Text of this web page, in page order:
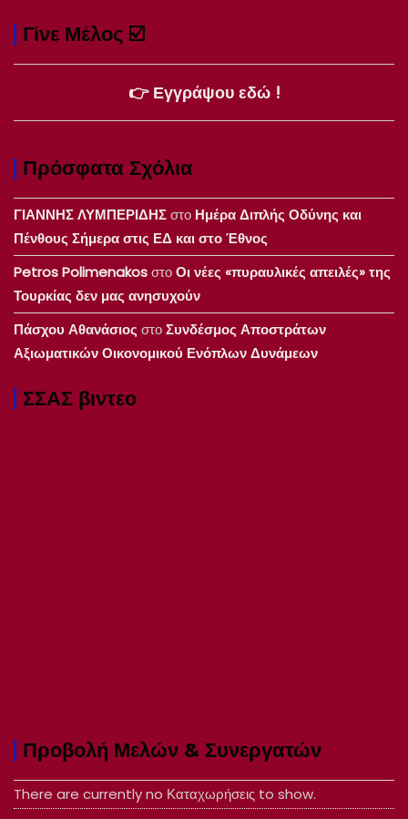
Γίνε Μέλος ☑️
👉 Εγγράψου εδώ !
Πρόσφατα Σχόλια
ΓΙΑΝΝΗΣ ΛΥΜΠΕΡΙΔΗΣστο Ημέρα Διπλής Οδύνης και
Πένθους Σήμερα στις ΕΔ και στο Έθνος
Petros PolimenakosστοΟι νέες «πυραυλικές απειλές» της
Τουρκίας δεν μας ανησυχούν
Πάσχου ΑθανάσιοςστοΣυνδέσμος Αποστράτων
Αξιωματικών Οικονομικού Ενόπλων Δυνάμεων
ΣΣΑΣ βιντεο
Προβολή Μελών & Συνεργατών
There are currently no Καταχωρήσεις to show.